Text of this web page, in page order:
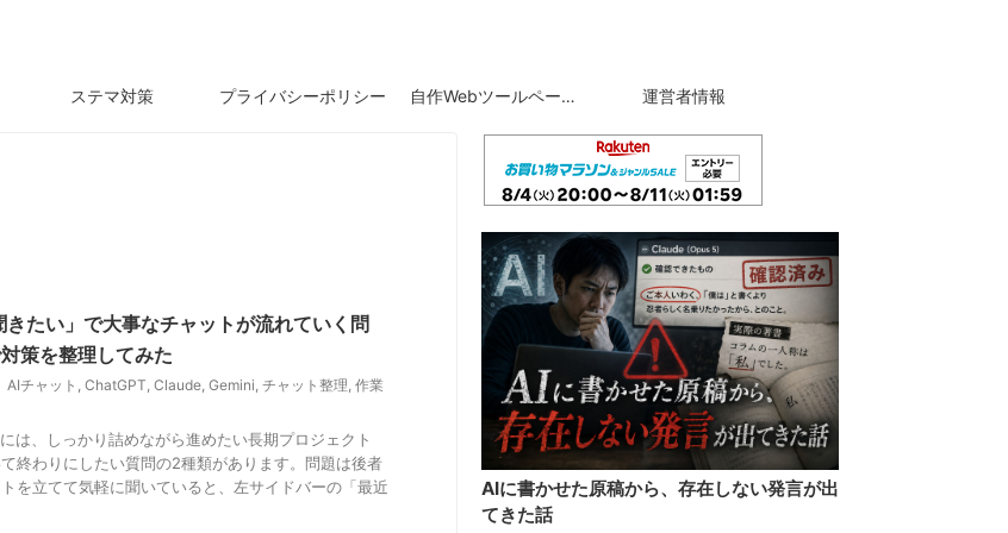
ステマ対策 プライバシーポリシー 自作Webツールページ 運営者情報
きたい」で大事なチャットが流れていく問
策を整理してみた
AIチャット , ChatGPT, Claude, Gemini, チャット整理, 作業
は、しっかり詰めながら進めたい長期プロジェクト
終わりにしたい質問の2種類があります。問題は後者
を立てて気軽に聞いていると、左サイドバーの「最近
AIに書かせた原稿から、存在しない発言が出
てきた話